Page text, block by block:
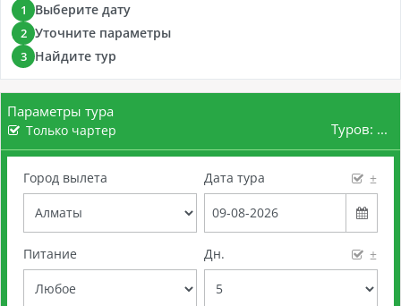
1 Выберите дату
2 Уточните параметры
3 Найдите тур
Параметры тура
Только чартер Туров: ...
Город вылета Дата тура ±
Питание Дн. ±